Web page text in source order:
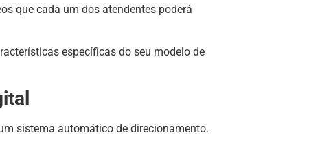
que cada um dos atendentes poderá
específicas do seu modelo de
sistema automático de direcionamento.